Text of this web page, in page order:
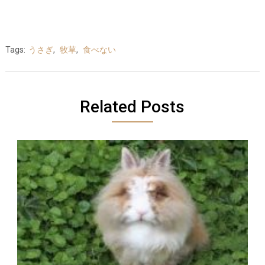
Tags: うさぎ, 牧草, 食べない
Related Posts